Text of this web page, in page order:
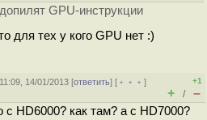
GPU-инструкции
для тех у кого GPU нет :)
14/01/2013 [ответить] [ ﹢﹢﹢]
+1
+ / –
с HD6000? как там? а с HD7000?